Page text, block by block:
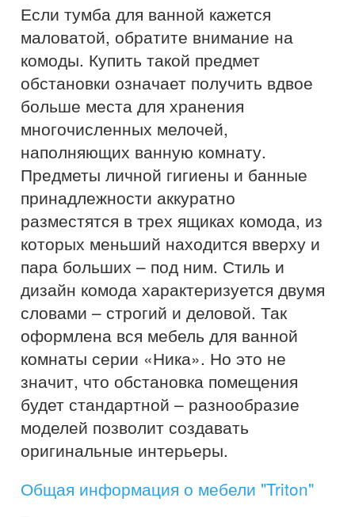
Если тумба для ванной кажется
маловатой, обратите внимание на
комоды. Купить такой предмет
обстановки означает получить вдвое
больше места для хранения
многочисленных мелочей,
наполняющих ванную комнату.
Предметы личной гигиены и банные
принадлежности аккуратно
разместятся в трех ящиках комода, из
которых меньший находится вверху и
пара больших – под ним. Стиль и
дизайн комода характеризуется двумя
словами – строгий и деловой. Так
оформлена вся мебель для ванной
комнаты серии «Ника». Но это не
значит, что обстановка помещения
будет стандартной – разнообразие
моделей позволит создавать
оригинальные интерьеры.
Общая информация о мебели "Triton"